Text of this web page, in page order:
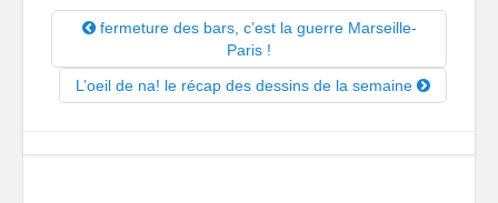
fermeture des bars, c’est la guerre Marseille-
Paris !
L’oeil de na! le récap des dessins de la semaine